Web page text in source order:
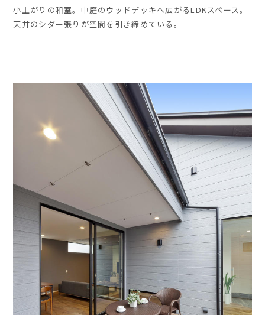
小上がりの和室。中庭のウッドデッキへ広がるLDKスペース。
天井のシダー張りが空間を引き締めている。